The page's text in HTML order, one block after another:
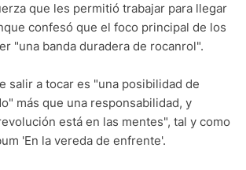
que les permitió trabajar para llegar
confesó que el foco principal de los
"una banda duradera de rocanrol".
salir a tocar es "una posibilidad de
más que una responsabilidad, y
está en las mentes", tal y como
'En la vereda de enfrente'.